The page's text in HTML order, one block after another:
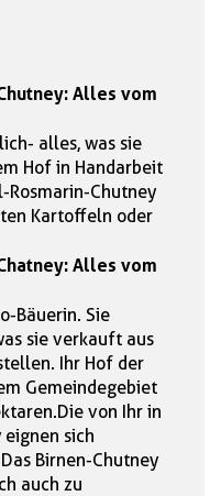
Alles vom
alles, was sie
Hof in Handarbeit
Rosmarin-Chutney
Kartoffeln oder
Alles vom
Bäuerin. Sie
sie verkauft aus
Ihr Hof der
Gemeindegebiet
von Ihr in
sich
Birnen-Chutney
auch zu